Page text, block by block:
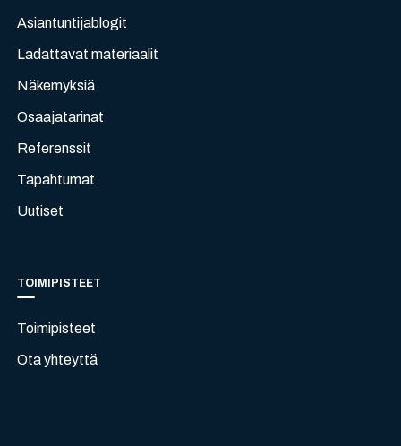
Asiantuntijablogit
Ladattavat materiaalit
Näkemyksiä
Osaajatarinat
Referenssit
Tapahtumat
Uutiset
TOIMIPISTEET
Toimipisteet
Ota yhteyttä